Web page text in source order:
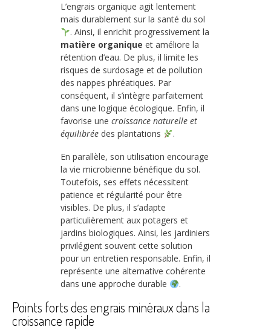
L’engrais organique agit lentement
mais durablement sur la santé du sol
. Ainsi, il enrichit progressivement la
matière organique et améliore la
rétention d’eau. De plus, il limite les
risques de surdosage et de pollution
des nappes phréatiques. Par
conséquent, il s’intègre parfaitement
dans une logique écologique. Enfin, il
favorise une croissance naturelle et
équilibrée des plantations
.
En parallèle, son utilisation encourage
la vie microbienne bénéfique du sol.
Toutefois, ses effets nécessitent
patience et régularité pour être
visibles. De plus, il s’adapte
particulièrement aux potagers et
jardins biologiques. Ainsi, les jardiniers
privilégient souvent cette solution
pour un entretien responsable. Enfin, il
représente une alternative cohérente
dans une approche durable
.
Points forts des engrais minéraux dans la
croissance rapide